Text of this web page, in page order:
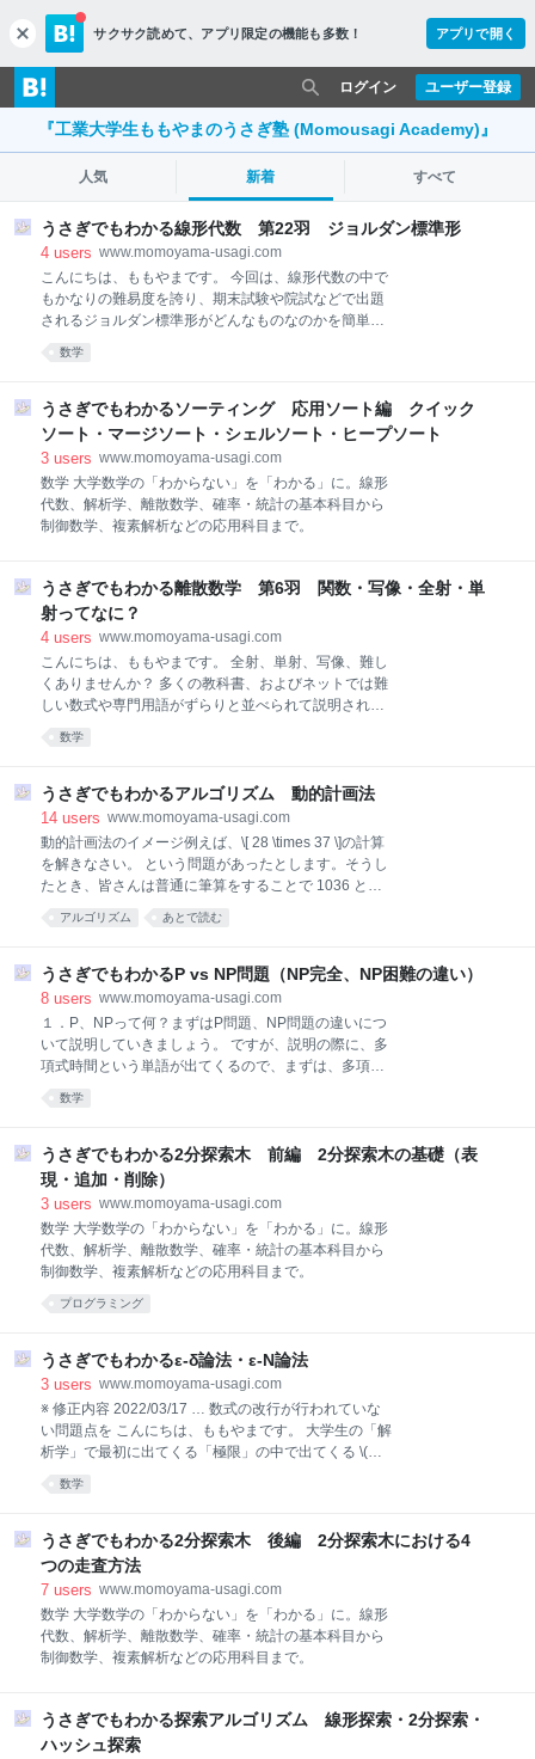
c
l
o
s
サクサク読めて、 アプリ限定の機能も多数！ アプリで開く
ユーザー登録
ログイン
『工業大学生ももやまのうさぎ塾 (Momousagi Academy)』
人気 新着 すべて
うさぎでもわかる線形代数 第22羽 ジョルダン標準形
4 users www.momoyama-usagi.com
こんにちは、ももやまです。 今回は、線形代数の中で
もかなりの難易度を誇り、期末試験や院試などで出題
されるジョルダン標準形がどんなものなのかを簡単に
説明し、3次ジョルダン標準形までの求め方を例題や
練習問題を用意し、（たぶん）わかりやすくまとめて
方は、項目3以降をご覧ください。 前回の記事「うさ
ぎでもわかる線形代数 第21羽」はこちら↓
www.momoyama-usagi.com １．ジョルダン標準形と
例えば、\[ \left( \begin{array}{ccc} 2 & 1 \\ -1 & 4
\end{array} \right) \]は、2次正方行列なのに固有ベクト
ルが1つしか求められないため、対角化ができません
角行列に近い形にする
数学
うさぎでもわかるソーティング 応用ソート編 クイック
ソート・マージソート・シェルソート・ヒープソート
3 users www.momoyama-usagi.com
数学 大学数学の「わからない」を「わかる」に。線形
代数、解析学、離散数学、確率・統計の基本科目から
制御数学、複素解析などの応用科目まで。
うさぎでもわかる離散数学 第6羽 関数・写像・全射・単
射ってなに？
4 users www.momoyama-usagi.com
こんにちは、ももやまです。 全射、単射、写像、難し
くありませんか？ 多くの教科書、およびネットでは難
しい数式や専門用語がずらりと並べられて説明されて
いますよね。 今回は、あまり専門用語を使わずに簡単
な言葉で関数・写像、および全射と単射についてまと
全域関数、部分関数をまとめていますがこちらは番外
編なので見なくても大丈夫です。余裕があるって人は
理解してみるといいと思います。 前回の第5羽はこち
らから 半順序、ハッセ図についてまとめています。
www.momoyama-usagi.com ☆注意☆ 先生によって、
さい (1) 写像は関数よりも広義、つまり写像の特殊な
違ってて意味は全く同じ この記事では「６．全域関
数、部分関数」以外の説明では (1
数学
うさぎでもわかるアルゴリズム 動的計画法
14 users www.momoyama-usagi.com
動的計画法のイメージ例えば、\[ 28 \times 37 \]の計算
を解きなさい。 という問題があったとします。そうし
たとき、皆さんは普通に筆算をすることで 1036 と求
められますね。 その問題のすぐ下に\[ 28 \times 37
\times 4 \]を解きなさい。 という問題があったとしま
か「28×37=1036」を使い、\[\begin{align*} & 28
\times 37 \times 4 \\ = \ & 1036 \times 4 \\ = \ & 4144
\end{align*}\]と求めると思います。 このように、我々
人間は「1回求めた答えを」再利用してより難しい問
題を簡単に解くことができますね。 しかし、コンピュ
ータはただプログラミングしただけでは勝手に答えを
再利用してはくれません。 28*37 = 103
アルゴリズム あとで読む
うさぎでもわかるP vs NP問題（NP完全、NP困難の違い）
8 users www.momoyama-usagi.com
１．P、NPって何？まずはP問題、NP問題の違いにつ
いて説明していきましょう。 ですが、説明の際に、多
項式時間という単語が出てくるので、まずは、多項式
時間についての説明をしておきましょう。 多項式時間
とは多項式時間*2とは、\( a \) を定数として、\( O(n^a)
ては、 \( O(n^3) \) 、\( O(n \log{n}) \) 、\( O(n^{100}) \)
などがあります。 多項式時間ではない例としては、指
数関数以上のオーダーのもの、たとえば \( O(2^n) \), \(
りやすく説明するために、多項式時間以内で解けるア
ルゴリズムのことを効率の良いアルゴリズム、多項式
時間以内で解けないアルゴリズムのことを効率の悪い
アルゴリズムと呼
数学
うさぎでもわかる2分探索木 前編 2分探索木の基礎（表
現・追加・削除）
3 users www.momoyama-usagi.com
数学 大学数学の「わからない」を「わかる」に。線形
代数、解析学、離散数学、確率・統計の基本科目から
制御数学、複素解析などの応用科目まで。
プログラミング
うさぎでもわかるε-δ論法・ε-N論法
3 users www.momoyama-usagi.com
※ 修正内容 2022/03/17 … 数式の改行が行われていな
い問題点を こんにちは、ももやまです。 大学生の「解
析学」で最初に出てくる「極限」の中で出てくる \(
\varepsilon - \delta \) 論法（関数に関する極限で登場）
\( \varepsilon - N \) 論法（数列に関する極限で登場）っ
人が多いかと思います。 ということで、今回はそんな
\( \varepsilon - \delta \) 論法、\( \varepsilon - N \) 論法
についてうさぎでもわかるようにわかりやすく説明し
て \( \varepsilon - \delta \), \( \varepsilon - N \) 論法につ
いて勉強したため、ミスがあるかもしれません。その
ときはコメ
数学
うさぎでもわかる2分探索木 後編 2分探索木における4
つの走査方法
7 users www.momoyama-usagi.com
数学 大学数学の「わからない」を「わかる」に。線形
代数、解析学、離散数学、確率・統計の基本科目から
制御数学、複素解析などの応用科目まで。
うさぎでもわかる探索アルゴリズム 線形探索・2分探索・
ハッシュ探索